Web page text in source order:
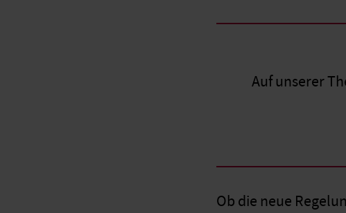
Auf unserer
Ob die neue